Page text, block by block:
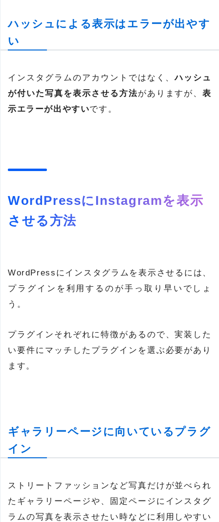
ハッシュによる表示はエラーが出やす
い
インスタグラムのアカウントではなく、ハッシュ
が付いた写真を表示させる方法がありますが、表
示エラーが出やすいです。
WordPressにInstagramを表示
させる方法
WordPressにインスタグラムを表示させるには、
プラグインを利用するのが手っ取り早いでしょ
う。
プラグインそれぞれに特徴があるので、実装した
い要件にマッチしたプラグインを選ぶ必要があり
ます。
ギャラリーページに向いているプラグ
イン
ストリートファッションなど写真だけが並べられ
たギャラリーページや、固定ページにインスタグ
ラムの写真を表示させたい時などに利用しやすい